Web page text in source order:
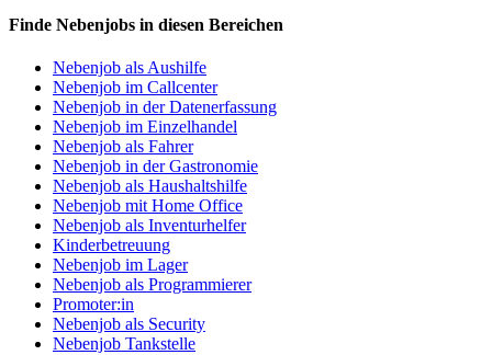
Finde Nebenjobs in diesen Bereichen
Nebenjob als Aushilfe
Nebenjob im Callcenter
Nebenjob in der Datenerfassung
Nebenjob im Einzelhandel
Nebenjob als Fahrer
Nebenjob in der Gastronomie
Nebenjob als Haushaltshilfe
Nebenjob mit Home Office
Nebenjob als Inventurhelfer
Kinderbetreuung
Nebenjob im Lager
Nebenjob als Programmierer
Promoter:in
Nebenjob als Security
Nebenjob Tankstelle